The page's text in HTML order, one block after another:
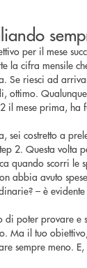
per il mese
la cifra mensile
Se riesci ad
ottimo.
il mese prima, ha
sei costretto a
2. Questa volta
quando scorri le
abbia avuto
– è
di poter provare
Ma il tuo
sempre meno.